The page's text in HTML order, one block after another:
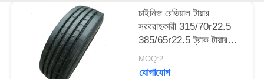
গোপনীয়তা
চাইনিজ রেডিয়াল টায়ার
সরবরাহকারী 315/70r22.5
385/65r22.5 ট্রাক টায়ার
বাসের টায়ার সস্তা দামে
MOQ:2
যোগাযোগ